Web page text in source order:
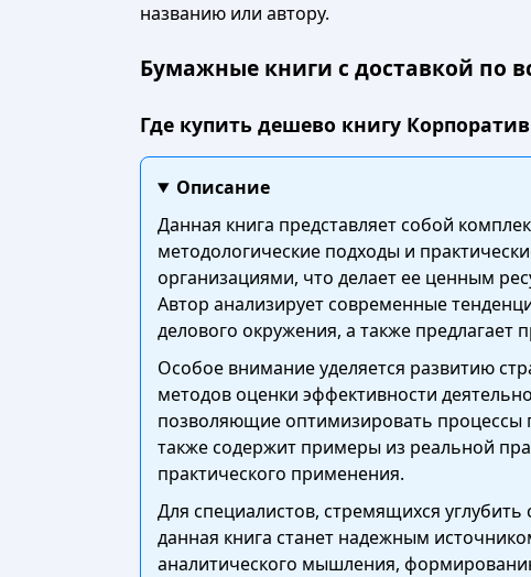
названию или автору.
Бумажные книги с доставкой по
Где купить дешево книгу
Описание
Данная книга представляет собой
методологические подходы и
организациями, что делает ее ценным
Автор анализирует современные
делового окружения, а также
Особое внимание уделяется развитию
методов оценки эффективности
позволяющие оптимизировать процессы
также содержит примеры из реальной
практического применения.
Для специалистов, стремящихся
данная книга станет надежным
аналитического мышления,